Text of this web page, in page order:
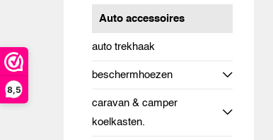
8,5
Auto accessoires
auto trekhaak
beschermhoezen
caravan & camper
koelkasten.